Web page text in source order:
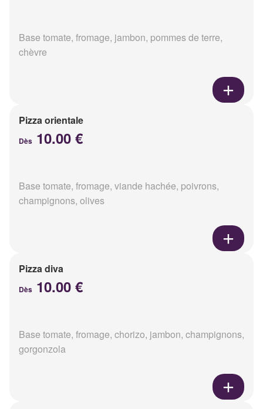
Base tomate, fromage, jambon, pommes de terre,
chèvre
Pizza orientale
Dès 10.00 €
Base tomate, fromage, viande hachée, poivrons,
champignons, olives
Pizza diva
Dès 10.00 €
Base tomate, fromage, chorizo, jambon, champignons,
gorgonzola